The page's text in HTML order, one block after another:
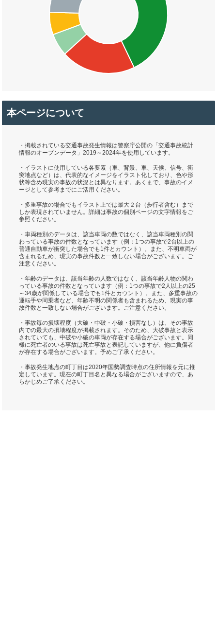
本ページについて
・掲載されている交通事故発生情報は警察庁公開の「交通事故統計
情報のオープンデータ」2019～2024年を使用しています。
・イラストに使用している各要素（車、背景、車、天候、信号、衝
突地点など）は、代表的なイメージをイラスト化しており、色や形
状等含め現実の事故の状況とは異なります。あくまで、事故のイメ
ージとして参考までにご活用ください。
・多重事故の場合でもイラスト上では最大２台（歩行者含む）まで
しか表現されていません。詳細は事故の個別ページの文字情報をご
参照ください。
・車両種別のデータは、該当車両の数ではなく、該当車両種別の関
わっている事故の件数となっています（例：1つの事故で2台以上の
普通自動車が衝突した場合でも1件とカウント）。また、不明車両が
含まれるため、現実の事故件数と一致しない場合がございます。ご
注意ください。
・年齢のデータは、該当年齢の人数ではなく、該当年齢人物の関わ
っている事故の件数となっています（例：1つの事故で2人以上の25
～34歳が関係している場合でも1件とカウント）。また、多重事故の
運転手や同乗者など、年齢不明の関係者も含まれるため、現実の事
故件数と一致しない場合がございます。ご注意ください。
・事故毎の損壊程度（大破・中破・小破・損害なし）は、その事故
内での最大の損壊程度が掲載されます。そのため、大破事故と表示
されていても、中破や小破の車両が存在する場合がございます。同
様に死亡者のいる事故は死亡事故と表記していますが、他に負傷者
が存在する場合がございます。予めご了承ください。
・事故発生地点の町丁目は2020年国勢調査時点の住所情報を元に推
定しています。現在の町丁目名と異なる場合がございますので、あ
らかじめご了承ください。